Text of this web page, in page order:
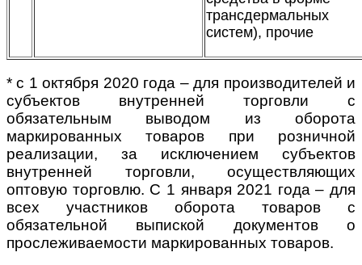
трансдермальных
систем), прочие
* с 1 октября 2020 года – для производителей и
субъектов внутренней торговли с
обязательным выводом из оборота
маркированных товаров при розничной
реализации, за исключением субъектов
внутренней торговли, осуществляющих
оптовую торговлю. С 1 января 2021 года – для
всех участников оборота товаров с
обязательной выпиской документов о
прослеживаемости маркированных товаров.